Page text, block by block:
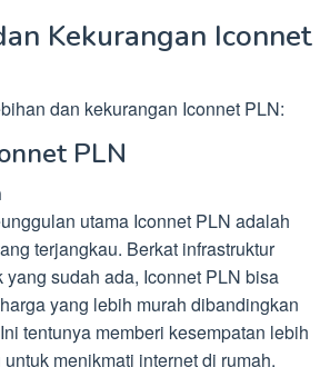
Kekurangan Iconnet
dan kekurangan Iconnet PLN:
PLN
utama Iconnet PLN adalah
terjangkau. Berkat infrastruktur
yang sudah ada, Iconnet PLN bisa
yang lebih murah dibandingkan
tentunya memberi kesempatan lebih
menikmati internet di rumah.